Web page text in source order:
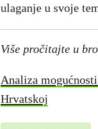
ulaganje u svoje
Više pročitajte u
Analiza
Hrvatskoj